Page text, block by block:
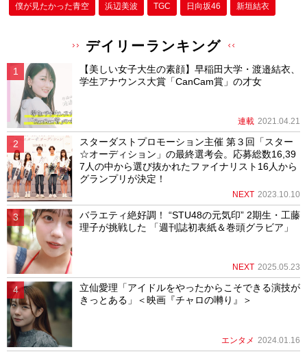
僕が⾒たかった⻘空 浜辺美波 TGC 日向坂46 新垣結衣
デイリーランキング
【美しい女子大生の素顔】早稲田大学・渡邉結衣、
学生アナウンス大賞「CanCam賞」の才女
連載 2021.04.21
スターダストプロモーション主催 第３回「スター
☆オーディション」の最終選考会。応募総数16,39
7人の中から選び抜かれたファイナリスト16人から
グランプリが決定！
NEXT 2023.10.10
バラエティ絶好調！ “STU48の元気印” 2期生・工藤
理子が挑戦した 「週刊誌初表紙＆巻頭グラビア」
NEXT 2025.05.23
立仙愛理「アイドルをやったからこそできる演技が
きっとある」＜映画『チャロの囀り』＞
エンタメ 2024.01.16